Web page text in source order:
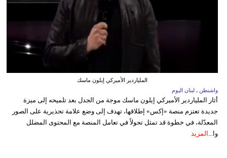
الملياردير الأميركي إيلون ماسك
واشنطن ـ لبنان اليوم
أثار الملياردير الأميركي إيلون ماسك موجة من الجدل بعد تلميحه إلى ميزة
جديدة تعتزم منصة «إكس» إطلاقها، تهدف إلى وضع علامة تحذيرية على الصور
المعدّلة، في خطوة قد تمثل تحولاً في تعامل المنصة مع المحتوى المضلل
وا... المزيد